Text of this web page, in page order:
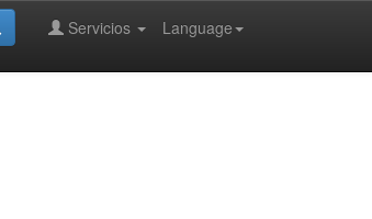
Language
Servicios